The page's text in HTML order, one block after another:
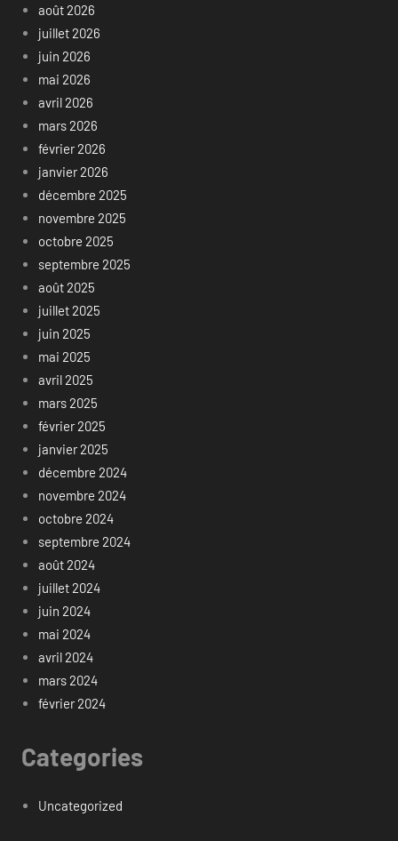
août 2026
juillet 2026
juin 2026
mai 2026
avril 2026
mars 2026
février 2026
janvier 2026
décembre 2025
novembre 2025
octobre 2025
septembre 2025
août 2025
juillet 2025
juin 2025
mai 2025
avril 2025
mars 2025
février 2025
janvier 2025
décembre 2024
novembre 2024
octobre 2024
septembre 2024
août 2024
juillet 2024
juin 2024
mai 2024
avril 2024
mars 2024
février 2024
Categories
Uncategorized